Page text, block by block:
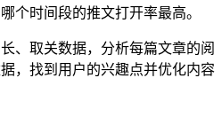
个时间段的推文打开率最高。
、取关数据，分析每篇文章的阅
，找到用户的兴趣点并优化内容